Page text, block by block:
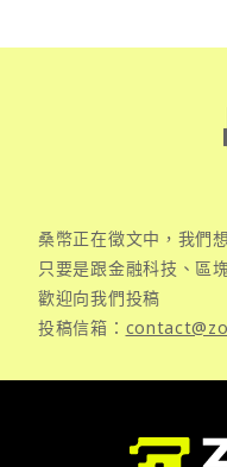
桑幣正在徵文中，我們
只要是跟金融科技、區
歡迎向我們投稿
投稿信箱：